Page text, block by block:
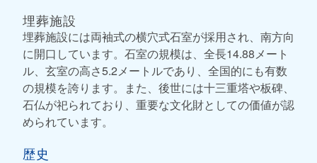
埋葬施設
埋葬施設には両袖式の横穴式石室が採用され、南方向
に開口しています。石室の規模は、全長14.88メート
ル、玄室の高さ5.2メートルであり、全国的にも有数
の規模を誇ります。また、後世には十三重塔や板碑、
石仏が祀られており、重要な文化財としての価値が認
められています。
歴史